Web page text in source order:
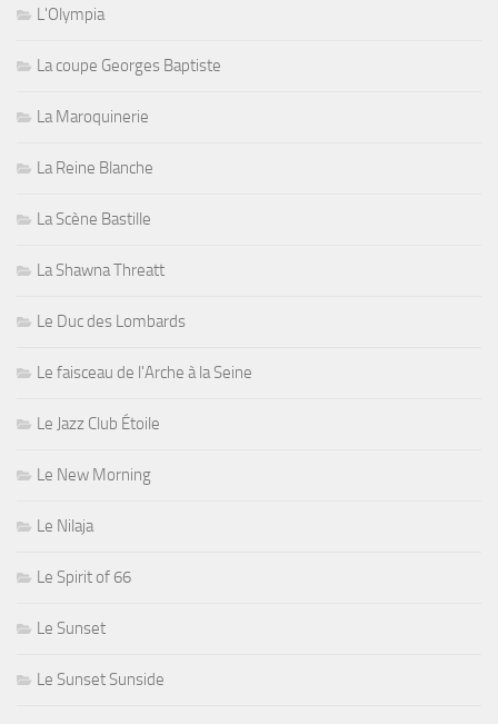
L'Olympia
La coupe Georges Baptiste
La Maroquinerie
La Reine Blanche
La Scène Bastille
La Shawna Threatt
Le Duc des Lombards
Le faisceau de l'Arche à la Seine
Le Jazz Club Étoile
Le New Morning
Le Nilaja
Le Spirit of 66
Le Sunset
Le Sunset Sunside